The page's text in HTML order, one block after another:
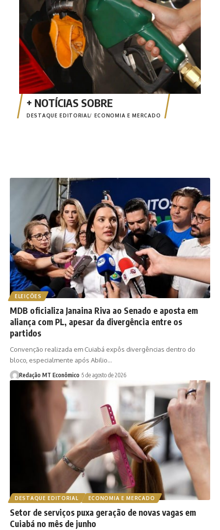
DESTAQUE EDITORIAL ECONOMIA E MERCADO
ELEIÇÕES
MDB oficializa Janaina Riva ao Senado e aposta em
aliança com PL, apesar da divergência entre os
partidos
Convenção realizada em Cuiabá expôs divergências dentro do
bloco, especialmente após Abilio…
Redação MT Econômico 5 de agosto de 2026
DESTAQUE EDITORIAL ECONOMIA E MERCADO
Setor de serviços puxa geração de novas vagas em
Cuiabá no mês de junho